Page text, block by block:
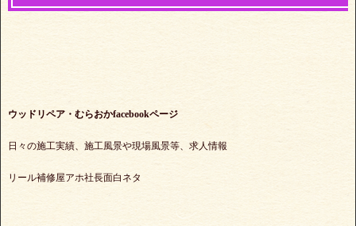
ウッドリペア・むらおかfacebookページ
日々の施工実績、施工風景や現場風景等、求人情報
リール補修屋アホ社長面白ネタ